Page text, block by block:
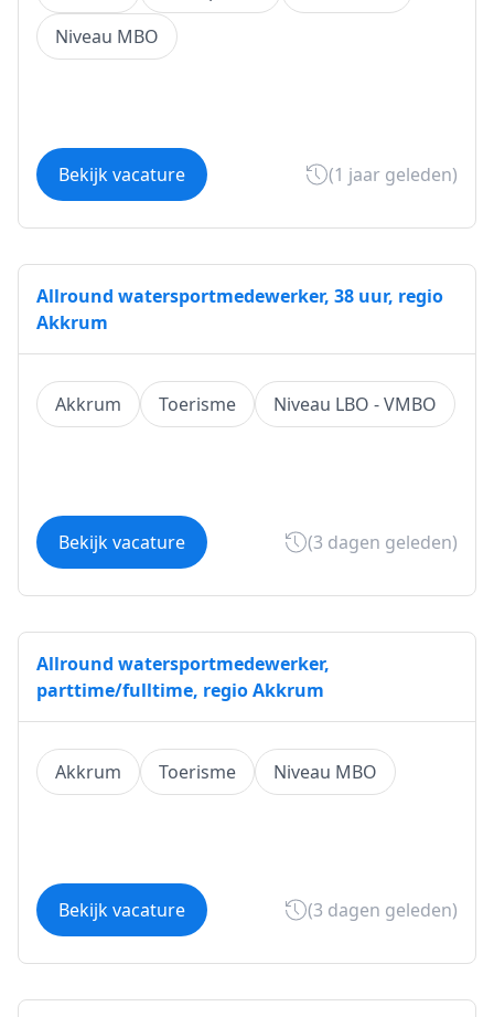
Niveau MBO
Bekijk vacature (1 jaar geleden)
Allround watersportmedewerker, 38 uur, regio
Akkrum
Akkrum Toerisme Niveau LBO - VMBO
Bekijk vacature (3 dagen geleden)
Allround watersportmedewerker,
parttime/fulltime, regio Akkrum
Akkrum Toerisme Niveau MBO
Bekijk vacature (3 dagen geleden)